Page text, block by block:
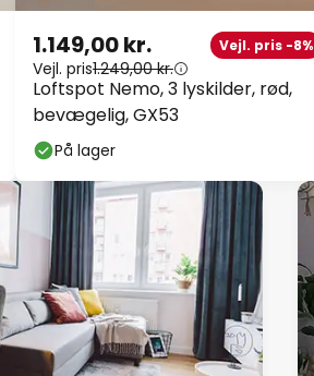
Loftspot Nemo, 3 lyskilder, rød,
bevægelig, GX53
1.149,00 kr. Vejl. pris -8%
Vejl. pris1.249,00 kr.
På lager